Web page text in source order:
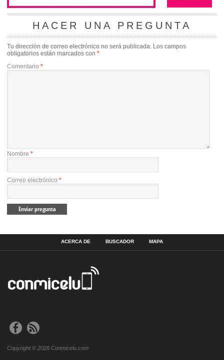
HACER UNA PREGUNTA
Tu dirección de correo electrónico no será publicada. Los campos
obligatorios están marcados con *
Comentario *
Nombre *
Correo electrónico *
ACERCA DE BUSCADOR MAPA
Copyright © 2026 Conmicelu.com